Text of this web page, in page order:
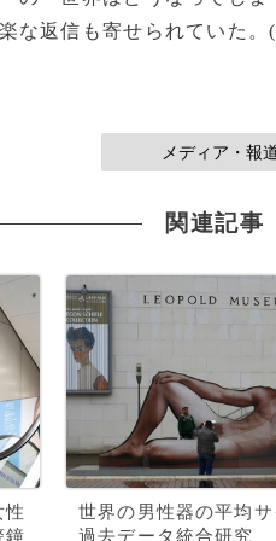
な返信も寄せられていた。
メディア・報
関連記事
性
鐘
世界の男性器の平均サ
過去データ統合研究